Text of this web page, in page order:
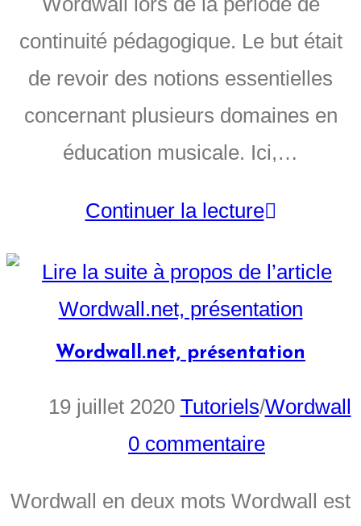
continuité pédagogique. Le but était
de revoir des notions essentielles
concernant plusieurs domaines en
éducation musicale. Ici,…
Continuer la lecture
Wordwall.net, présentation
19 juillet 2020 Tutoriels/Wordwall
0 commentaire
Wordwall en deux mots Wordwall est